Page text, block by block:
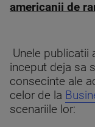
americanii de
Unele publicatii
inceput deja sa
consecinte ale
celor de la
scenariile lor: